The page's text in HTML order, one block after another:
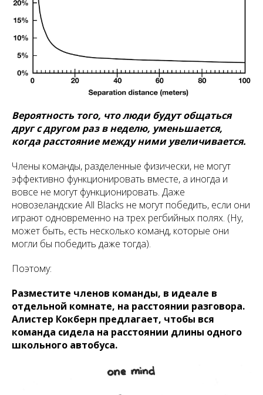
Вероятность того, что люди будут общаться
друг с другом раз в неделю, уменьшается,
когда расстояние между ними увеличивается.
Члены команды, разделенные физически, не могут
эффективно функционировать вместе, а иногда и
вовсе не могут функционировать. Даже
новозеландские All Blacks не могут победить, если они
играют одновременно на трех регбийных полях. (Ну,
может быть, есть несколько команд, которые они
могли бы победить даже тогда).
Поэтому:
Разместите членов команды, в идеале в
отдельной комнате, на расстоянии разговора.
Алистер Кокберн предлагает, чтобы вся
команда сидела на расстоянии длины одного
школьного автобуса.